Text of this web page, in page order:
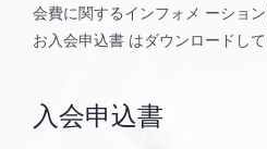
会費に関するインフォメ ーショ
お入会申込書 はダウンロードして
入会申込書